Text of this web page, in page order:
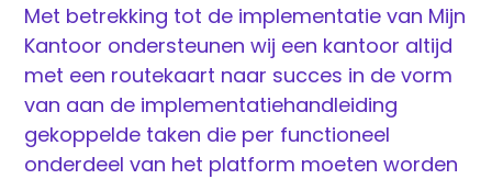
Met betrekking tot de implementatie van Mijn
Kantoor ondersteunen wij een kantoor altijd
met een routekaart naar succes in de vorm
van aan de implementatiehandleiding
gekoppelde taken die per functioneel
onderdeel van het platform moeten worden